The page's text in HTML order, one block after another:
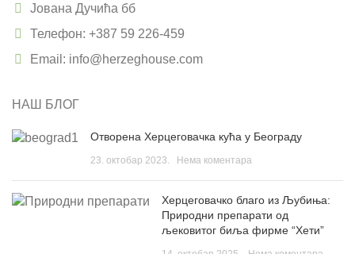
Јована Дучића бб
Телефон: +387 59 226-459
Email: info@herzeghouse.com
НАШ БЛОГ
Отворена Херцеговачка кућа у Београду
23. октобар 2023. Нема коментара
Херцеговачко благо из Љубиња:
Природни препарати од
љековитог биља фирме “Хети”